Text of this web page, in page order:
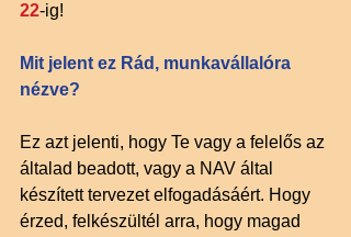
22-ig!
Mit jelent ez Rád, munkavállalóra
nézve?
Ez azt jelenti, hogy Te vagy a felelős az
általad beadott, vagy a NAV által
készített tervezet elfogadásáért. Hogy
érzed, felkészültél arra, hogy magad